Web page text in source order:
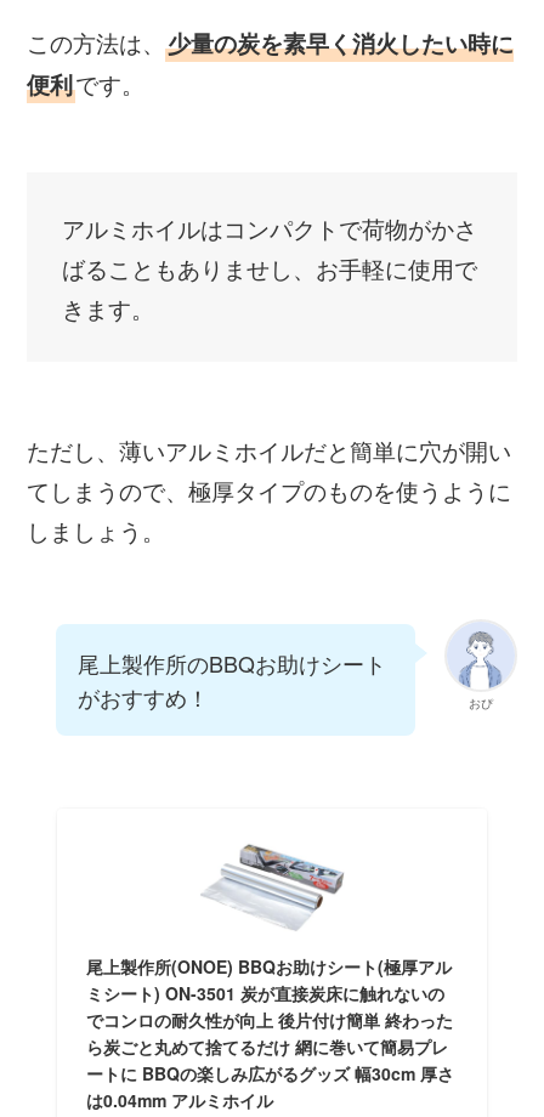
この方法は、少量の炭を素早く消火したい時に
便利です。
アルミホイルはコンパクトで荷物がかさ
ばることもありませし、お手軽に使用で
きます。
ただし、薄いアルミホイルだと簡単に穴が開い
てしまうので、極厚タイプのものを使うように
しましょう。
おぴ
尾上製作所のBBQお助けシート
がおすすめ！
尾上製作所(ONOE) BBQお助けシート(極厚アル
ミシート) ON-3501 炭が直接炭床に触れないの
でコンロの耐久性が向上 後片付け簡単 終わった
ら炭ごと丸めて捨てるだけ 網に巻いて簡易プレ
ートに BBQの楽しみ広がるグッズ 幅30cm 厚さ
は0.04mm アルミホイル